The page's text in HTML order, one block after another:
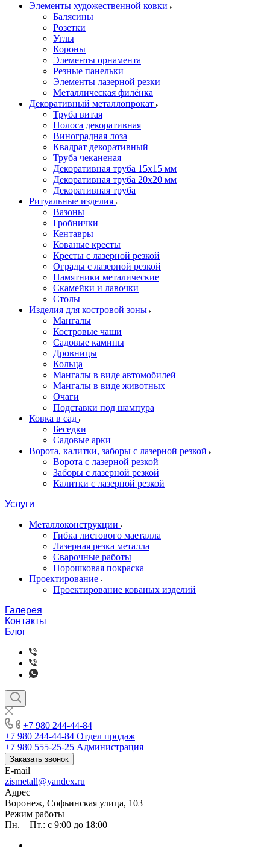
Элементы художественной ковки
Балясины
Розетки
Углы
Короны
Элементы орнамента
Резные панельки
Элементы лазерной резки
Металлическая филёнка
Декоративный металлопрокат
Труба витая
Полоса декоративная
Виноградная лоза
Квадрат декоративный
Труба чеканеная
Декоративная труба 15х15 мм
Декоративная труба 20х20 мм
Декоративная труба
Ритуальные изделия
Вазоны
Гробнички
Кентавры
Кованые кресты
Кресты с лазерной резкой
Ограды с лазерной резкой
Памятники металические
Скамейки и лавочки
Столы
Изделия для костровой зоны
Мангалы
Костровые чаши
Садовые камины
Дровницы
Кольца
Мангалы в виде автомобилей
Мангалы в виде животных
Очаги
Подставки под шампура
Ковка в сад
Беседки
Садовые арки
Ворота, калитки, заборы с лазерной резкой
Ворота с лазерной резкой
Заборы с лазерной резкой
Калитки с лазерной резкой
Услуги
Металлоконструкции
Гибка листового маеталла
Лазерная резка металла
Сварочные работы
Порошковая покраска
Проектирование
Проектирование кованых изделий
Галерея
Контакты
Блог
+7 980 244-44-84
+7 980 244-44-84 Отдел продаж
+7 980 555-25-25 Администрация
Заказать звонок
E-mail
zismetall@yandex.ru
Адрес
Воронеж, Софьинская улица, 103
Режим работы
Пн. – Пт.: с 9:00 до 18:00